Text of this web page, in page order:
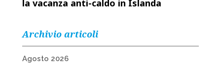
la vacanza anti-caldo in Islanda
Archivio articoli
Agosto 2026